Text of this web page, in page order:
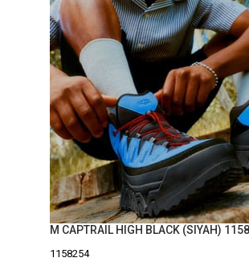
1158254